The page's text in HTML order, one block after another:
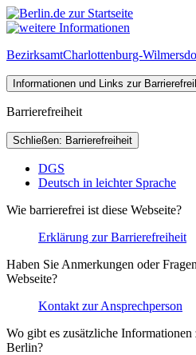
BezirksamtCharlottenburg-
Informationen und Links zur
Barrierefreiheit
Schließen: Barrierefreiheit
DGS
Deutsch in leichter Sprache
Wie barrierefrei ist diese Webseite?
Erklärung zur Barrierefreiheit
Haben Sie Anmerkungen oder
Webseite?
Kontakt zur Ansprechperson
Wo gibt es zusätzliche
Berlin?